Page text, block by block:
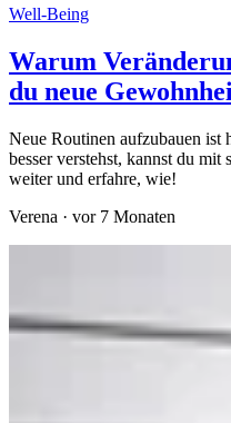
Well-Being
Warum
du neue
Neue Routinen aufzubauen ist
besser verstehst, kannst du
weiter und erfahre, wie!
Verena · vor 7 Monaten